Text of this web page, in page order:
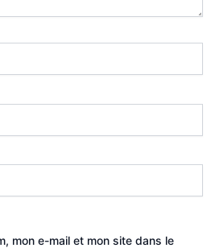
mon e-mail et mon site dans le